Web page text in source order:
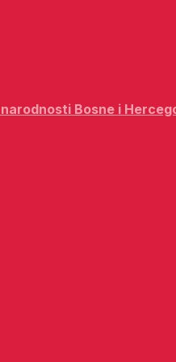
Bosne i